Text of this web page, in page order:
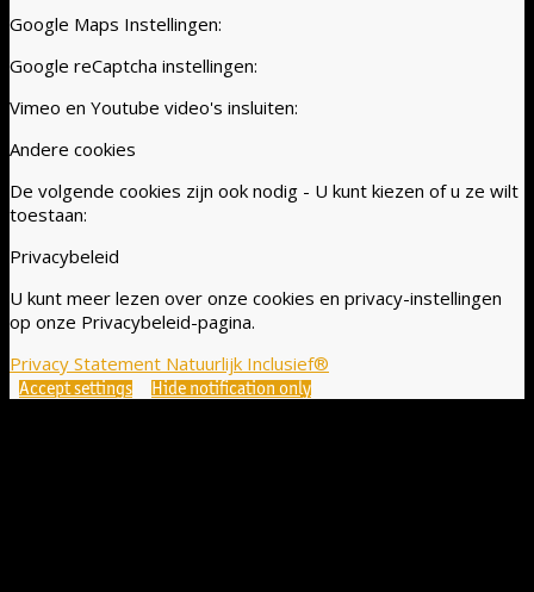
Google Maps Instellingen:
Google reCaptcha instellingen:
Vimeo en Youtube video's insluiten:
Andere cookies
De volgende cookies zijn ook nodig - U kunt kiezen of u ze wilt
toestaan:
Privacybeleid
U kunt meer lezen over onze cookies en privacy-instellingen
op onze Privacybeleid-pagina.
Privacy Statement Natuurlijk Inclusief®
Accept settings Hide notification only